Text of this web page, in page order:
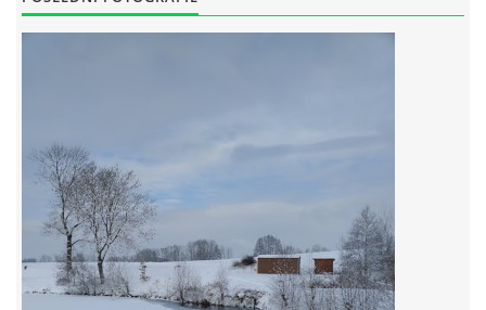
RYBÁŘSKÝ ŘÁD VÝCHODOČESKÉHO RYBÁŘSKEHO SVAZU
SKUHROVSKÝ ZPRAVODAJ